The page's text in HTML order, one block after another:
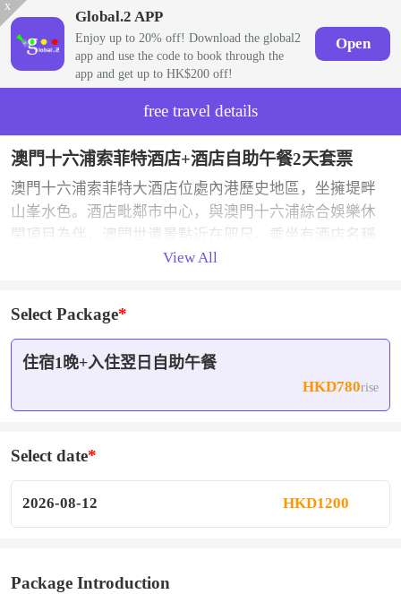
x
Global.2 APP
Enjoy up to 20% off! Download the global2
app and use the code to book through the
app and get up to HK$200 off!
Open
free travel details
澳門十六浦索菲特酒店+酒店自助午餐2天套票
澳門十六浦索菲特大酒店位處內港歷史地區，坐擁堤畔
山峯水色。酒店毗鄰市中心，與澳門十六浦綜合娛樂休
閑項目為伴，澳門世遺景點近在咫尺。乘坐有酒店名稱
標識的穿梭巴士可快速來回酒店與外港碼頭（詳情請諮
賓客帶來高雅的住宿環境，此外酒店還設有各類娛樂場
所，為旅客締造“家”以外的休閑文化。
View All
Select Package
住宿1晚+入住翌日自助午餐
HKD780rise
Select date
2026-08-12 HKD1200
Package Introduction